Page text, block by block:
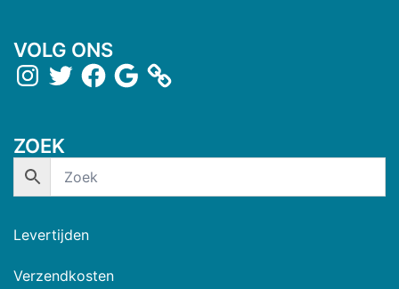
VOLG ONS
ZOEK
Levertijden
Verzendkosten